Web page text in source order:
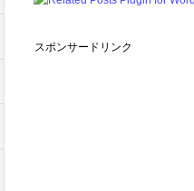
スポンサードリンク